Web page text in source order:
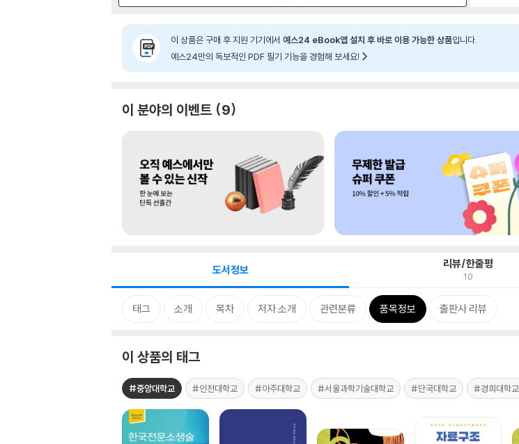
이 상품은 구매 후 지원 기기에서 예스24 eBook앱 설치 후 바로 이용 가능한 상품입니다.
예스24만의 독보적인 PDF 필기 기능을 경험해 보세요!
이 분야의 이벤트 9
도서정보 리뷰/한줄평
10
태그 소개 목차 저자 소개 관련분류 품목정보 출판사 리뷰
이 상품의 태그
#중앙대학교 #인천대학교 #아주대학교 #서울과학기술대학교 #단국대학교 #경희대학교